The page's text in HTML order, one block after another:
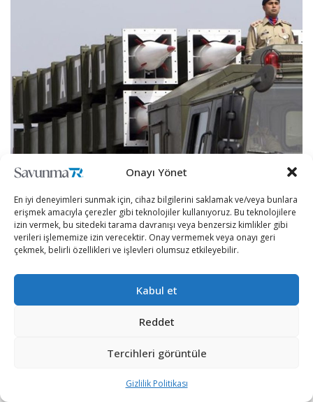
Onayı Yönet
En iyi deneyimleri sunmak için, cihaz bilgilerini saklamak ve/veya bunlara
erişmek amacıyla çerezler gibi teknolojiler kullanıyoruz. Bu teknolojilere
izin vermek, bu sitedeki tarama davranışı veya benzersiz kimlikler gibi
verileri işlememize izin verecektir. Onay vermemek veya onayı geri
çekmek, belirli özellikleri ve işlevleri olumsuz etkileyebilir.
Kabul et
Reddet
Tercihleri görüntüle
Gizlilik Politikası
ABD ordusu, drone önlemleri yatırımlarına devam
ediyor!
18 Aralık’ta ABD Hükümetinin bilgilendirme sistemi
üzerinde yayınlanan belgeye göre kuvvet, Raytheon
lançerin üretimi üzerine ihalesiz doğrudan satış için
talepte bulundu.
serisi ve 700 adet elektrik motorlu Block 3 serisi Coyote
taşınabilir lançer; 118 sabit, 33 taşınabilir Ku-Band